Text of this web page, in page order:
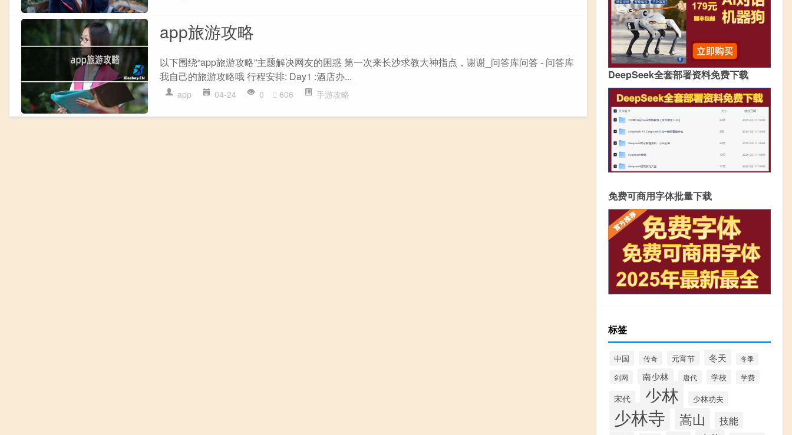
app旅游攻略
以下围绕“app旅游攻略”主题解决网友的困惑 第一次来长沙求教大神指点，谢谢_问答库问答 - 问答库
我自己的旅游攻略哦 行程安排: Day1 :酒店办...
app 04-24 0 606 手游攻略
DeepSeek全套部署资料免费下载
免费可商用字体批量下载
标签
中国 传奇 元宵节 冬天 冬季
剑网 南少林 唐代 学校 学费
宋代 少林 少林功夫
少林寺 嵩山 技能